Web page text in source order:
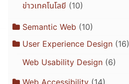
ข่าวเทคโนโลยี (10)
Semantic Web (10)
User Experience Design (16)
Web Usability Design(6)